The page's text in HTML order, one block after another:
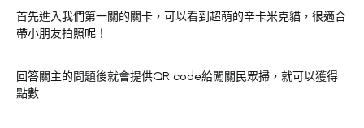
首先進入我們第一關的關卡，可以看到超萌的辛卡米克貓，很適合
帶小朋友拍照呢！
回答關主的問題後就會提供QR code給闖關民眾掃，就可以獲得
點數